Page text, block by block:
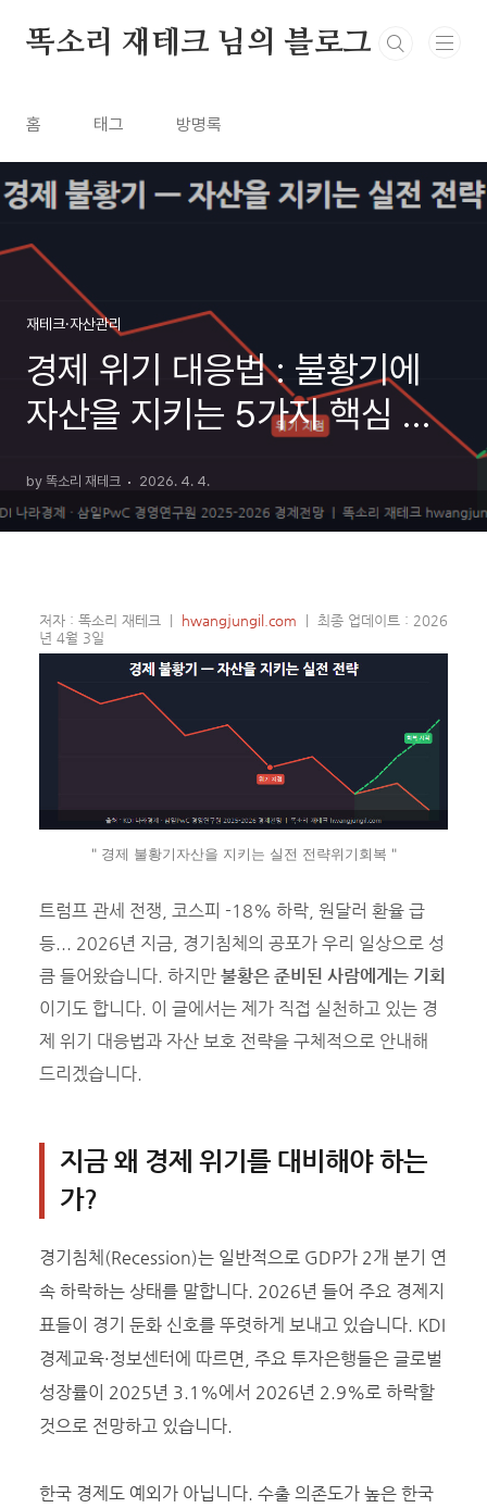
똑소리 재테크 님의 블로그
홈 태그 방명록
재테크·자산관리
경제 위기 대응법 : 불황기에
자산을 지키는 5가지 핵심 전
by 똑소리 재테크 2026. 4. 4.
저자 : 똑소리 재테크 | hwangjungil.com | 최종 업데이트 : 2026
년 4월 3일
" 경제 불황기자산을 지키는 실전 전략위기회복 "
트럼프 관세 전쟁, 코스피 -18% 하락, 원달러 환율 급
등... 2026년 지금, 경기침체의 공포가 우리 일상으로 성
큼 들어왔습니다. 하지만 불황은 준비된 사람에게는 기회
이기도 합니다. 이 글에서는 제가 직접 실천하고 있는 경
제 위기 대응법과 자산 보호 전략을 구체적으로 안내해
드리겠습니다.
지금 왜 경제 위기를 대비해야 하는
가?
경기침체(Recession)는 일반적으로 GDP가 2개 분기 연
속 하락하는 상태를 말합니다. 2026년 들어 주요 경제지
표들이 경기 둔화 신호를 뚜렷하게 보내고 있습니다. KDI
경제교육·정보센터에 따르면, 주요 투자은행들은 글로벌
성장률이 2025년 3.1%에서 2026년 2.9%로 하락할
것으로 전망하고 있습니다.
한국 경제도 예외가 아닙니다. 수출 의존도가 높은 한국